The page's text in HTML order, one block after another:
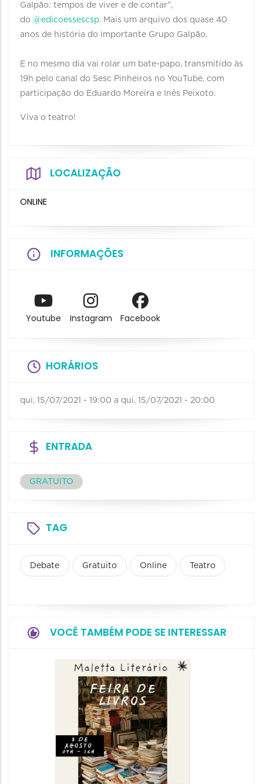
Galpão: tempos de viver e de contar”,
do @edicoessescsp. Mais um arquivo dos quase 40
anos de história do importante Grupo Galpão.
E no mesmo dia vai rolar um bate-papo, transmitido às
19h pelo canal do Sesc Pinheiros no YouTube, com
participação do Eduardo Moreira e Inês Peixoto.
Viva o teatro!
LOCALIZAÇÃO
ONLINE
INFORMAÇÕES
Youtube Instagram Facebook
HORÁRIOS
qui, 15/07/2021 - 19:00 a qui, 15/07/2021 - 20:00
ENTRADA
GRATUITO
TAG
Debate Gratuito Online Teatro
VOCÊ TAMBÉM PODE SE INTERESSAR